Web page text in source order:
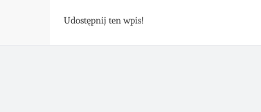
Udostępnij ten wpis!